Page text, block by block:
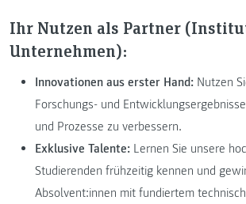
Ihr Nutzen als Partner
Unternehmen):
Innovationen aus erster Hand: Nutzen
Forschungs- und
und Prozesse zu verbessern.
Exklusive Talente: Lernen Sie unsere
Studierenden frühzeitig kennen und
Absolvent:innen mit fundiertem